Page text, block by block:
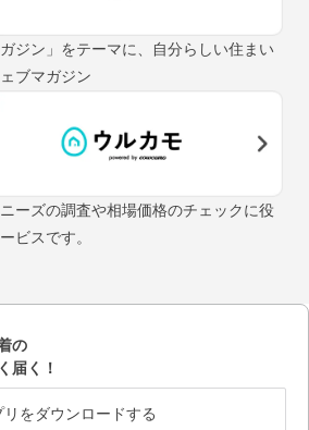
ジン」をテーマに、自分らしい住まい
ブマガジン
ーズの調査や相場価格のチェックに役
ビスです。
の
届く！
リをダウンロードする